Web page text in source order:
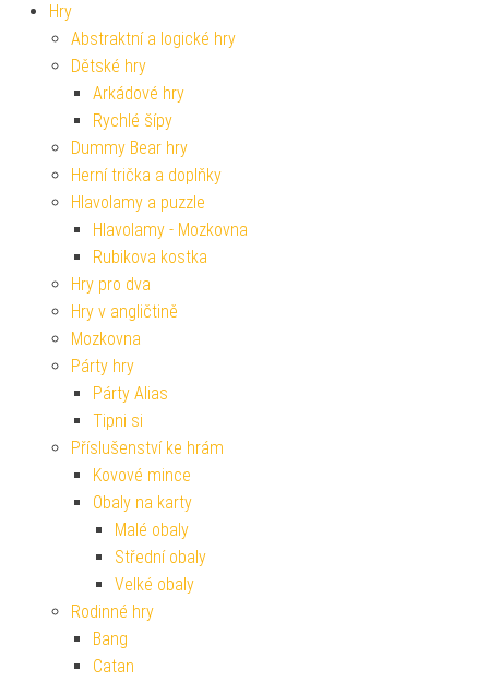
Hry
Abstraktní a logické hry
Dětské hry
Arkádové hry
Rychlé šípy
Dummy Bear hry
Herní trička a doplňky
Hlavolamy a puzzle
Hlavolamy - Mozkovna
Rubikova kostka
Hry pro dva
Hry v angličtině
Mozkovna
Párty hry
Párty Alias
Tipni si
Příslušenství ke hrám
Kovové mince
Obaly na karty
Malé obaly
Střední obaly
Velké obaly
Rodinné hry
Bang
Catan